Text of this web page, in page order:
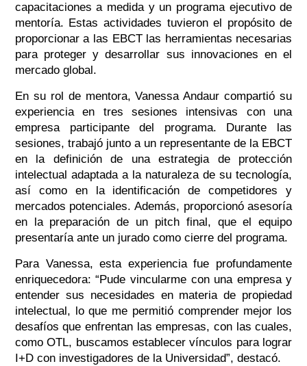
capacitaciones a medida y un programa ejecutivo de
mentoría. Estas actividades tuvieron el propósito de
proporcionar a las EBCT las herramientas necesarias
para proteger y desarrollar sus innovaciones en el
mercado global.
En su rol de mentora, Vanessa Andaur compartió su
experiencia en tres sesiones intensivas con una
empresa participante del programa. Durante las
sesiones, trabajó junto a un representante de la EBCT
en la definición de una estrategia de protección
intelectual adaptada a la naturaleza de su tecnología,
así como en la identificación de competidores y
mercados potenciales. Además, proporcionó asesoría
en la preparación de un pitch final, que el equipo
presentaría ante un jurado como cierre del programa.
Para Vanessa, esta experiencia fue profundamente
enriquecedora: “Pude vincularme con una empresa y
entender sus necesidades en materia de propiedad
intelectual, lo que me permitió comprender mejor los
desafíos que enfrentan las empresas, con las cuales,
como OTL, buscamos establecer vínculos para lograr
I+D con investigadores de la Universidad”, destacó.